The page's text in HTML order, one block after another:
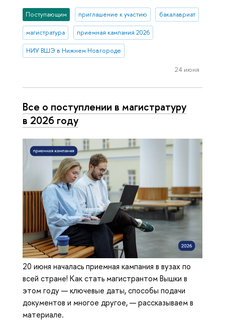
Поступающим приглашение к участию бакалавриат
магистратура приемная кампания 2026
НИУ ВШЭ в Нижнем Новгороде
24 июня
Все о поступлении в магистратуру
в 2026 году
20 июня началась приемная кампания в вузах по
всей стране! Как стать магистрантом Вышки в
этом году — ключевые даты, способы подачи
документов и многое другое, — рассказываем в
материале.